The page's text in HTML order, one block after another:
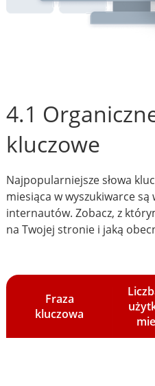
4.1
kluczowe
Najpopularniejsze słowa
miesiąca w wyszukiwarce
internautów. Zobacz, z
na Twojej stronie i jaką
Fraza
kluczowa